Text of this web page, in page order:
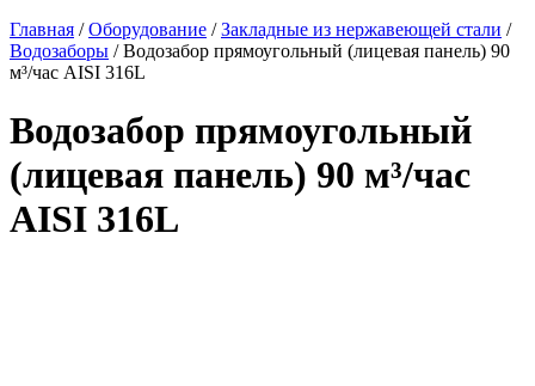
Главная /Оборудование /Закладные из нержавеющей стали /
Водозаборы /Водозабор прямоугольный (лицевая панель) 90
м³/час AISI 316L
Водозабор прямоугольный
(лицевая панель) 90 м³/час
AISI 316L